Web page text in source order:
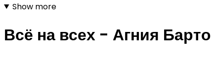
Show more
Всё на всех - Агния Барто